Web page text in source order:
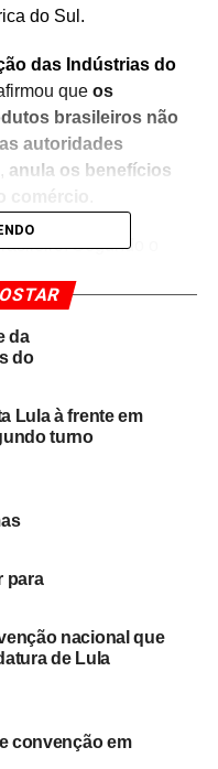
do Sul.
das Indústrias do
que os
brasileiros não
autoridades
anula os benefícios
Segundo o
em Caracas
de importação
esclarecimentos
pela medida
o país vizinho como
melaço e
a pauta de
os dois países
da
do
Lula à frente em
turno
para
nacional que
de Lula
convenção em